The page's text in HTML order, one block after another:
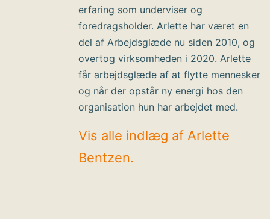
erfaring som underviser og
foredragsholder. Arlette har været en
del af Arbejdsglæde nu siden 2010, og
overtog virksomheden i 2020. Arlette
får arbejdsglæde af at flytte mennesker
og når der opstår ny energi hos den
organisation hun har arbejdet med.
Vis alle indlæg af Arlette
Bentzen.